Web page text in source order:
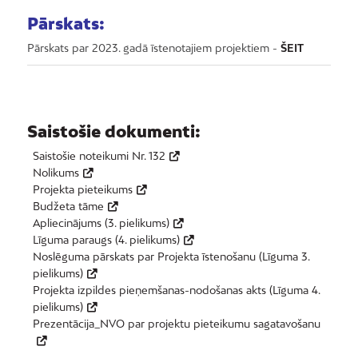
Pārskats:
Pārskats par 2023. gadā īstenotajiem projektiem - ŠEIT
Saistošie dokumenti:
Saistošie noteikumi Nr. 132
Nolikums
Projekta pieteikums
Budžeta tāme
Apliecinājums (3. pielikums)
Līguma paraugs (4. pielikums)
Noslēguma pārskats par Projekta īstenošanu (Līguma 3.
pielikums)
Projekta izpildes pieņemšanas-nodošanas akts (Līguma 4.
pielikums)
Prezentācija_NVO par projektu pieteikumu sagatavošanu